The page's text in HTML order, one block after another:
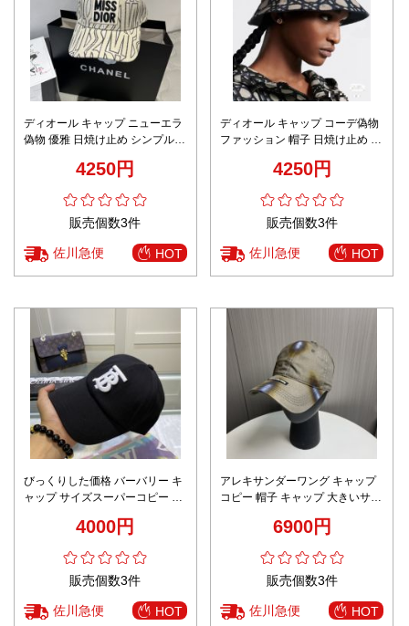
ディオール キャップ ニューエラ
偽物 優雅 日焼け止め シンプル
4250円
販売個数3件
佐川急便 HOT
ディオール キャップ コーデ偽物
ファッション 帽子 日焼け止め 花
4250円
販売個数3件
佐川急便 HOT
びっくりした価格 バーバリー キ
ャップ サイズスーパーコピー デ
4000円
販売個数3件
佐川急便 HOT
アレキサンダーワング キャップ
コピー 帽子 キャップ 大きいサイ
6900円
販売個数3件
佐川急便 HOT